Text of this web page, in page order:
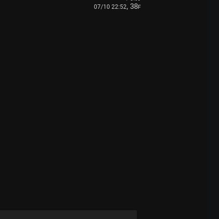
07/10 22:52, 38F